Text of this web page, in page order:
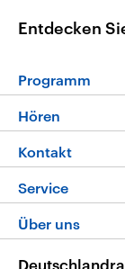
Entdecken
Programm
Programm
Die
Neue
Hören
Podcasts
Kontakt
Service
FAQ
Über uns